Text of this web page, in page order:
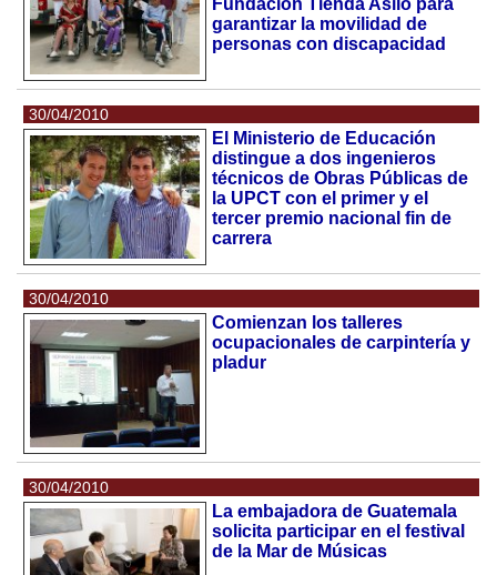
Fundación Tienda Asilo para
garantizar la movilidad de
personas con discapacidad
30/04/2010
El Ministerio de Educación
distingue a dos ingenieros
técnicos de Obras Públicas de
la UPCT con el primer y el
tercer premio nacional fin de
carrera
30/04/2010
Comienzan los talleres
ocupacionales de carpintería y
pladur
30/04/2010
La embajadora de Guatemala
solicita participar en el festival
de la Mar de Músicas